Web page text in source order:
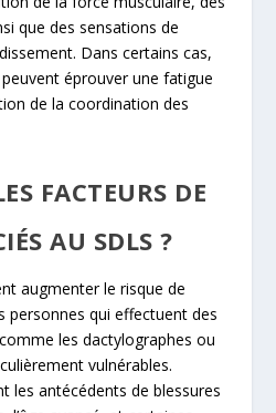
que des sensations de
Dans certains cas,
éprouver une fatigue
de la coordination des
FACTEURS DE
AU SDLS ?
augmenter le risque de
personnes qui effectuent des
les dactylographes ou
vulnérables.
les antécédents de blessures